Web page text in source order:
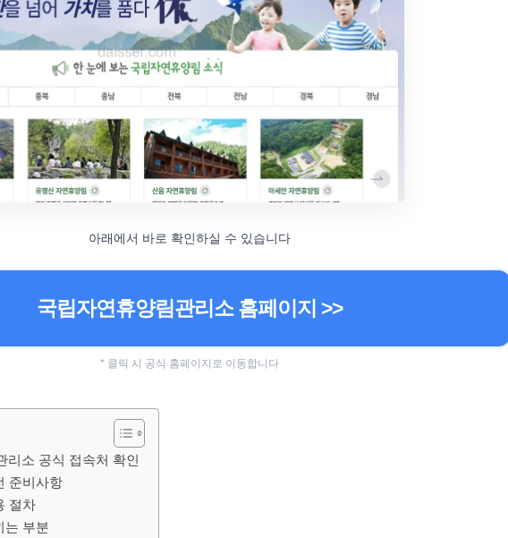
아래에서 바로 확인하실 수 있습니다
국립자연휴양림관리소 홈페이지 >>
* 클릭 시 공식 홈페이지로 이동합니다
리소 공식 접속처 확인
준비사항
절차
는 부분